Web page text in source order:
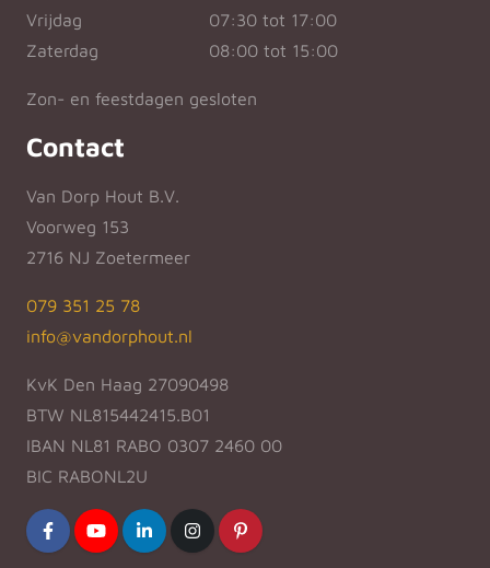
Vrijdag
07:30 tot 17:00
Zaterdag
08:00 tot 15:00
Zon- en feestdagen gesloten
Contact
Van Dorp Hout B.V.
Voorweg 153
2716 NJ Zoetermeer
079 351 25 78
info@vandorphout.nl
KvK Den Haag 27090498
BTW NL815442415.B01
IBAN NL81 RABO 0307 2460 00
BIC RABONL2U